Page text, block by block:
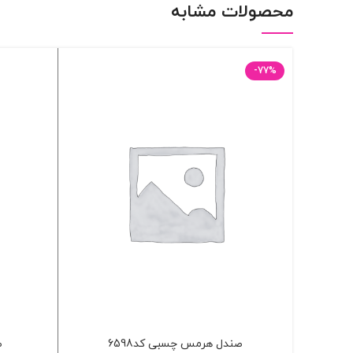
محصولات مشابه
-77%
صندل هرمس چسبی کد6598